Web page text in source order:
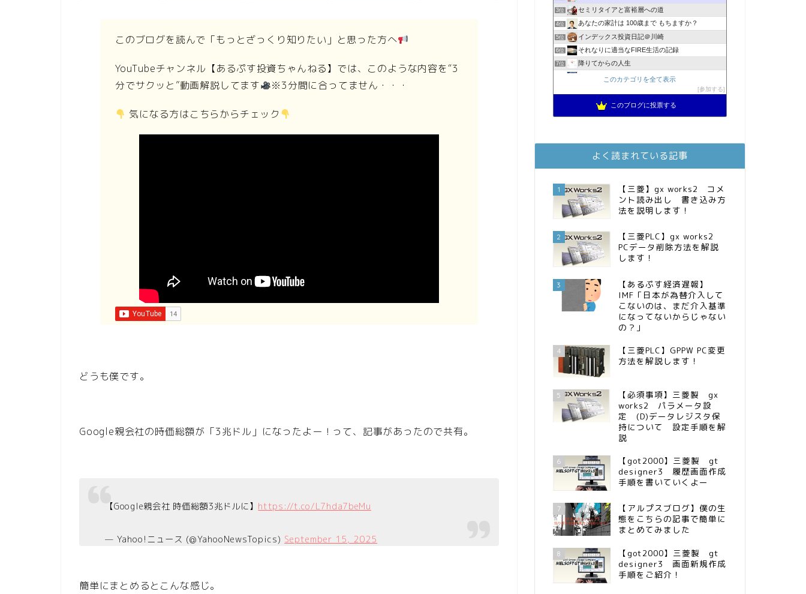
このブログを読んで「もっとざっくり知りたい」と思った方へ
YouTubeチャンネル【あるぷす投資ちゃんねる】では、このような内容を“3
分でサクッと”動画解説してます
※3分間に合ってません・・・
気になる方はこちらからチェック
どうも僕です。
Google親会社の時価総額が「3兆ドル」になったよー！って、記事があったので共有。
【Google親会社 時価総額3兆ドルに】 https://t.co/L7hda7beMu
— Yahoo!ニュース (@YahooNewsTopics) September 15, 2025
簡単にまとめるとこんな感じ。
3位 セミリタイアと富裕層への道
4位 あなたの家計は 100歳まで もちますか？
5位 インデックス投資日記＠川崎
6位 それなりに適当なFIRE生活の記録
7位 降りてからの人生
2023年(46歳)FIRE！！！＠20XX年FIRE！！！
スパコンSEが効率的投資で一家セミリタイアするブログ
11位 MBAのインデックス投資日記
13位 お金に困らない生活（インデックス投資ブログ）
FPが実践するお金の知恵を磨く勉強会
15位 インデックス投資でも富裕層
このカテゴリを全て表示
参加する
このブログに投票する
よく読まれている記事
1
【三菱】gx works2 コメ
ント読み出し 書き込み方
法を説明します！
2
【三菱PLC】gx works2
PCデータ削除方法を解説
します！
3
【あるぷす経済遅報】
IMF「日本が為替介入して
こないのは、まだ介入基準
になってないからじゃない
の？」
4
【三菱PLC】GPPW PC変更
方法を解説します！
5
【必須事項】三菱製 gx
works2 パラメータ設
定 (D)データレジスタ保
持について 設定手順を解
説
6
【got2000】三菱製 gt
designer3 履歴画面作成
手順を書いていくよー
7
【アルプスブログ】僕の生
態をこちらの記事で簡単に
まとめてみました
8
【got2000】三菱製 gt
designer3 画面新規作成
手順をご紹介！